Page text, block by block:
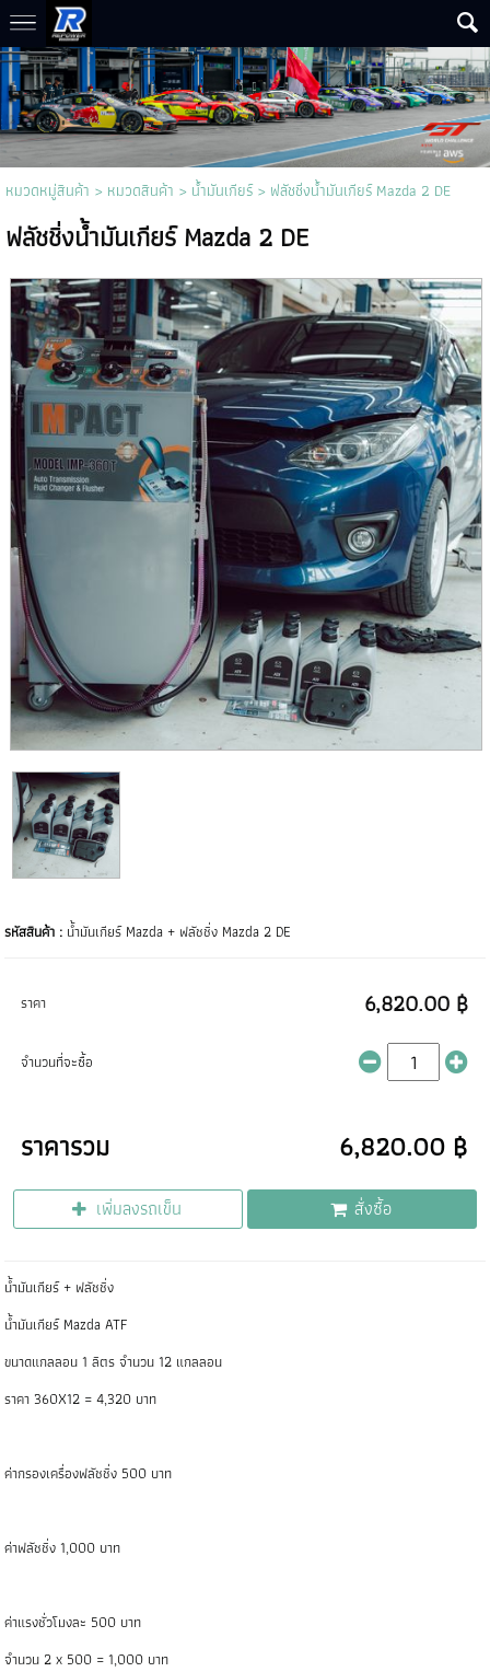
หมวดหมู่สินค้า > หมวดสินค้า > น้ำมันเกียร์> ฟลัชชิ่งน้ำมันเกียร์ Mazda 2 DE
ฟลัชชิ่งน้ำมันเกียร์ Mazda 2 DE
รหัสสินค้า : น้ำมันเกียร์ Mazda + ฟลัชชิ่ง Mazda 2 DE
ราคา 6,820.00 ฿
จำนวนที่จะซื้อ
ราคารวม 6,820.00 ฿
เพิ่มลงรถเข็น สั่งซื้อ
น้ำมันเกียร์ + ฟลัชชิ่ง
น้ำมันเกียร์ Mazda ATF
ขนาดแกลลอน 1 ลิตร จำนวน 12 แกลลอน
ราคา 360X12 = 4,320 บาท
ค่ากรองเครื่องฟลัชชิ่ง 500 บาท
ค่าฟลัชชิ่ง 1,000 บาท
ค่าแรงชั่วโมงละ 500 บาท
จำนวน 2 x 500 = 1,000 บาท